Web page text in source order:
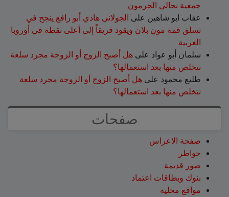
جمعية نحالي الحرمون
عقاب ابو شاهين على الجولاني هادي أبو رافع ينجح في
تسلق قمة مون بلان ويقود فريقاً إلى أعلى نقطة في أوروبا
الغربية
سلمان أبو عواد على هل أصبح الزوج أو الزوجة مجرد سلعة
نتخلص منها بعد استعمالها؟
طليع محمود على هل أصبح الزوج أو الزوجة مجرد سلعة
نتخلص منها بعد استعمالها؟
صفحات
صفحة الاعراس
خواطر
صور قديمة
بنوك وبطاقات اعتماد
مواقع محلية